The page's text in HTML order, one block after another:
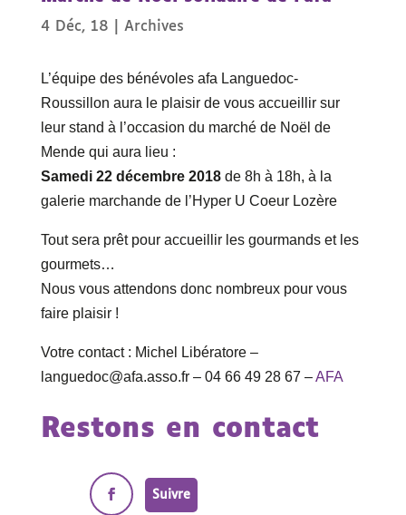
4 Déc, 18 Archives
L’équipe des bénévoles afa Languedoc-
Roussillon aura le plaisir de vous accueillir sur
leur stand à l’occasion du marché de Noël de
Mende qui aura lieu :
Samedi 22 décembre 2018de 8h à 18h, à la
galerie marchande de l’Hyper U Coeur Lozère
Tout sera prêt pour accueillir les gourmands et les
gourmets…
Nous vous attendons donc nombreux pour vous
faire plaisir !
Votre contact : Michel Libératore –
languedoc@afa.asso.fr – 04 66 49 28 67 –AFA
Restons en contact
Suivre